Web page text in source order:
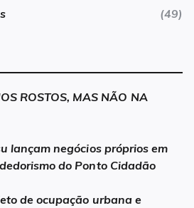
(49)
ROSTOS, MAS NÃO NA
lançam negócios próprios em
do Ponto Cidadão
de ocupação urbana e